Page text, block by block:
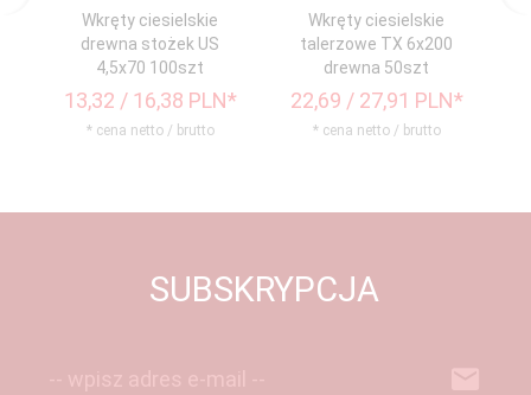
Wkręty ciesielskie
drewna stożek US
4,5x70 100szt
13,32 / 16,38 PLN*
* cena netto / brutto
Wkręty ciesielskie
talerzowe TX 6x200
drewna 50szt
22,69 / 27,91 PLN*
* cena netto / brutto
SUBSKRYPCJA